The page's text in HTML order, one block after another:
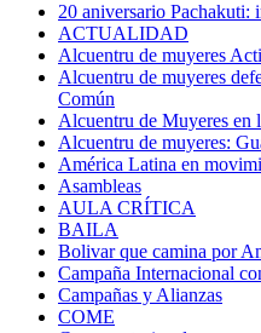
20 aniversario Pachakuti:
ACTUALIDAD
Alcuentru de muyeres
Alcuentru de muyeres
Común
Alcuentru de Muyeres en
Alcuentru de muyeres:
América Latina en
Asambleas
AULA CRÍTICA
BAILA
Bolivar que camina por
Campaña Internacional
Campañas y Alianzas
COME